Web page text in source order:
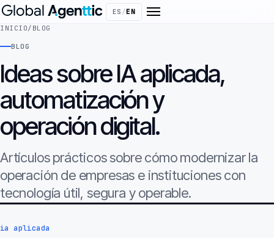
ES /EN
INICIO/ BLOG
BLOG
Ideas sobre IA aplicada,
automatización y
operación digital.
Artículos prácticos sobre cómo modernizar la
operación de empresas e instituciones con
tecnología útil, segura y operable.
ia aplicada